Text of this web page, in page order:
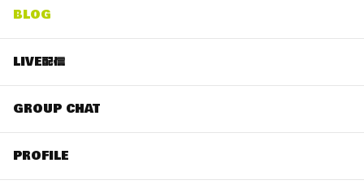
BLOG
LIVE配信
GROUP CHAT
PROFILE